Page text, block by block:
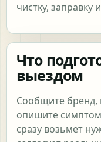
чистку, заправку
Что
выездом
Сообщите бренд,
опишите
сразу возьмет